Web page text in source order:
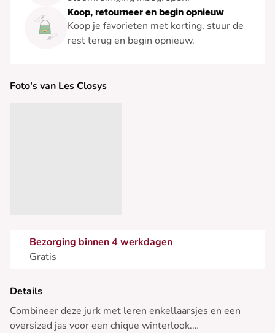
Koop, retourneer en begin opnieuw
Koop je favorieten met korting, stuur de
rest terug en begin opnieuw.
Foto's van Les Closys
Bezorging binnen 4 werkdagen
Gratis
Details
Combineer deze jurk met leren enkellaarsjes en een
oversized jas voor een chique winterlook.